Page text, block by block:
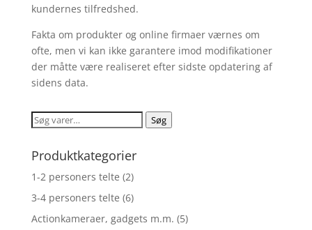
kundernes tilfredshed.
Fakta om produkter og online firmaer værnes om
ofte, men vi kan ikke garantere imod modifikationer
der måtte være realiseret efter sidste opdatering af
sidens data.
Søg
Søg
Produktkategorier
1-2 personers telte (2)
3-4 personers telte (6)
Actionkameraer, gadgets m.m. (5)